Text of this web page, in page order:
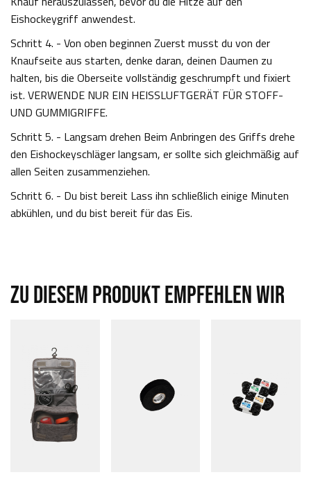
Eishockeygriff anwendest.
Schritt 4. - Von oben beginnen Zuerst musst du von der
Knaufseite aus starten, denke daran, deinen Daumen zu
halten, bis die Oberseite vollständig geschrumpft und fixiert
ist. VERWENDE NUR EIN HEISSLUFTGERÄT FÜR STOFF-
UND GUMMIGRIFFE.
Schritt 5. - Langsam drehen Beim Anbringen des Griffs drehe
den Eishockeyschläger langsam, er sollte sich gleichmäßig auf
allen Seiten zusammenziehen.
Schritt 6. - Du bist bereit Lass ihn schließlich einige Minuten
abkühlen, und du bist bereit für das Eis.
ZU DIESEM PRODUKT EMPFEHLEN WIR